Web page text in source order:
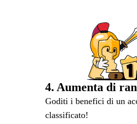
4. Aumenta di
Goditi i benefici di un
classificato!